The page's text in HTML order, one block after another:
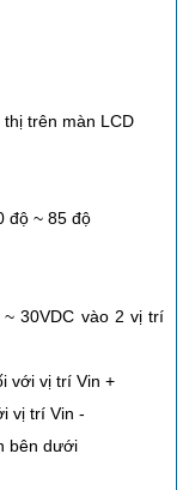
trên màn LCD
độ ~ 85 độ
30VDC vào 2 vị trí
với vị trí Vin +
vị trí Vin -
bên dưới